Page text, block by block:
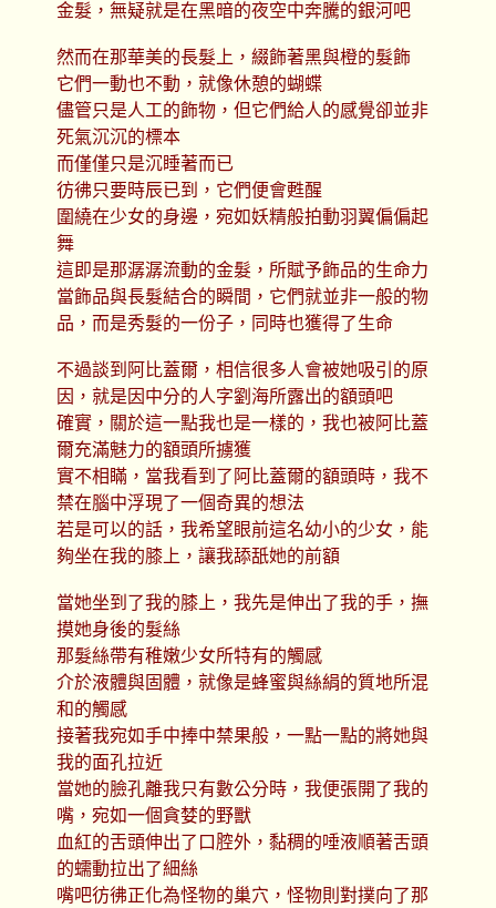
金髮，無疑就是在黑暗的夜空中奔騰的銀河吧
然而在那華美的長髮上，綴飾著黑與橙的髮飾
它們一動也不動，就像休憩的蝴蝶
儘管只是人工的飾物，但它們給人的感覺卻並非
死氣沉沉的標本
而僅僅只是沉睡著而已
彷彿只要時辰已到，它們便會甦醒
圍繞在少女的身邊，宛如妖精般拍動羽翼偏偏起
舞
這即是那潺潺流動的金髮，所賦予飾品的生命力
當飾品與長髮結合的瞬間，它們就並非一般的物
品，而是秀髮的一份子，同時也獲得了生命
不過談到阿比蓋爾，相信很多人會被她吸引的原
因，就是因中分的人字劉海所露出的額頭吧
確實，關於這一點我也是一樣的，我也被阿比蓋
爾充滿魅力的額頭所擄獲
實不相瞞，當我看到了阿比蓋爾的額頭時，我不
禁在腦中浮現了一個奇異的想法
若是可以的話，我希望眼前這名幼小的少女，能
夠坐在我的膝上，讓我舔舐她的前額
當她坐到了我的膝上，我先是伸出了我的手，撫
摸她身後的髮絲
那髮絲帶有稚嫩少女所特有的觸感
介於液體與固體，就像是蜂蜜與絲絹的質地所混
和的觸感
接著我宛如手中捧中禁果般，一點一點的將她與
我的面孔拉近
當她的臉孔離我只有數公分時，我便張開了我的
嘴，宛如一個貪婪的野獸
血紅的舌頭伸出了口腔外，黏稠的唾液順著舌頭
的蠕動拉出了細絲
嘴吧彷彿正化為怪物的巢穴，怪物則對撲向了那